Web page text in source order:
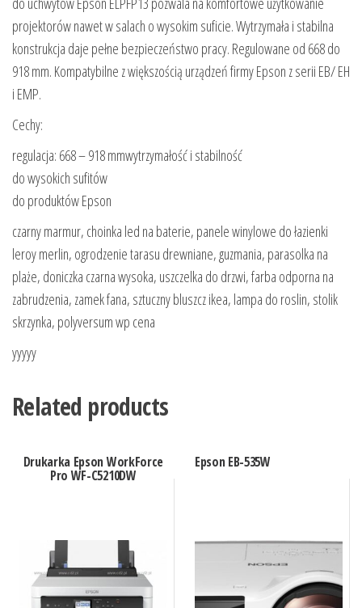
projektorów nawet w salach o wysokim suficie. Wytrzymała i stabilna
konstrukcja daje pełne bezpieczeństwo pracy. Regulowane od 668 do
918 mm. Kompatybilne z większością urządzeń firmy Epson z serii EB/ EH
i EMP.
Cechy:
regulacja: 668 – 918 mmwytrzymałość i stabilność
do wysokich sufitów
do produktów Epson
czarny marmur, choinka led na baterie, panele winylowe do łazienki
leroy merlin, ogrodzenie tarasu drewniane, guzmania, parasolka na
plaże, doniczka czarna wysoka, uszczelka do drzwi, farba odporna na
zabrudzenia, zamek fana, sztuczny bluszcz ikea, lampa do roslin, stolik
skrzynka, polyversum wp cena
yyyyy
Related products
Drukarka Epson WorkForce
Pro WF-C5210DW
Epson EB-535W